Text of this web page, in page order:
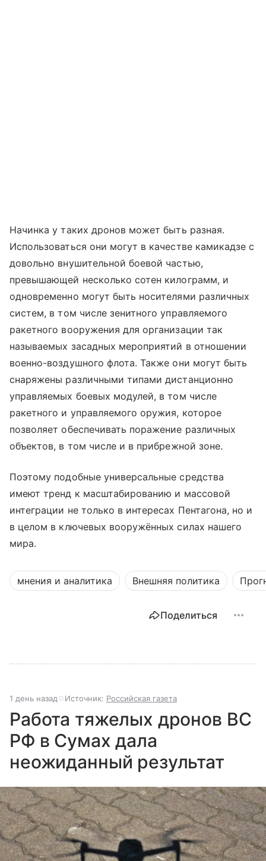
Начинка у таких дронов может быть разная.
Использоваться они могут в качестве камикадзе с
довольно внушительной боевой частью,
превышающей несколько сотен килограмм, и
одновременно могут быть носителями различных
систем, в том числе зенитного управляемого
ракетного вооружения для организации так
называемых засадных мероприятий в отношении
военно-воздушного флота. Также они могут быть
снаряжены различными типами дистанционно
управляемых боевых модулей, в том числе
ракетного и управляемого оружия, которое
позволяет обеспечивать поражение различных
объектов, в том числе и в прибрежной зоне.
Поэтому подобные универсальные средства
имеют тренд к масштабированию и массовой
интеграции не только в интересах Пентагона, но и
в целом в ключевых вооружённых силах нашего
мира.
мнения и аналитика Внешняя политика
Поделиться
1 день назад Источник: Российская газета
Работа тяжелых дронов ВС
РФ в Сумах дала
неожиданный результат